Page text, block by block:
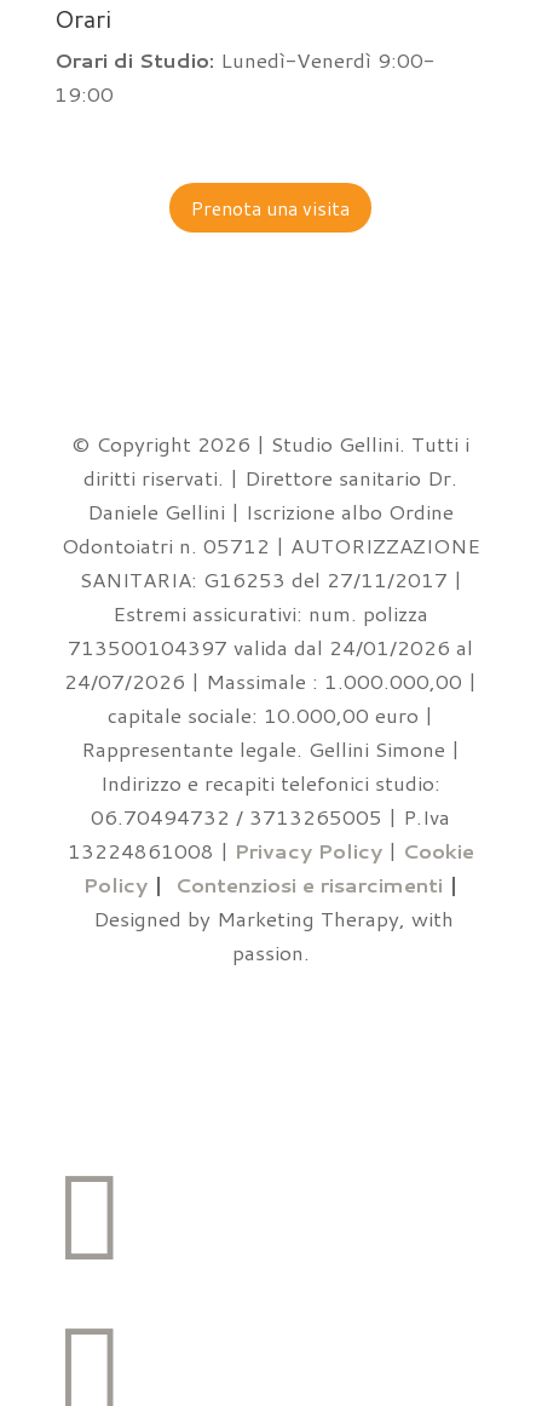
Orari
Orari di Studio: Lunedì-Venerdì 9:00-
19:00
Prenota una visita
© Copyright 2026 | Studio Gellini. Tutti i
diritti riservati. | Direttore sanitario Dr.
Daniele Gellini | Iscrizione albo Ordine
Odontoiatri n. 05712 | AUTORIZZAZIONE
SANITARIA: G16253 del 27/11/2017 |
Estremi assicurativi: num. polizza
713500104397 valida dal 24/01/2026 al
24/07/2026 | Massimale : 1.000.000,00 |
capitale sociale: 10.000,00 euro |
Rappresentante legale. Gellini Simone |
Indirizzo e recapiti telefonici studio:
06.70494732 / 3713265005 | P.Iva
13224861008 | Privacy Policy| Cookie
Policy| Contenziosi e risarcimenti |
Designed by Marketing Therapy, with
passion.

